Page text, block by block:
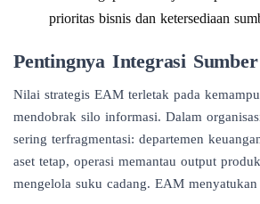
prioritas bisnis dan ketersediaan
Pentingnya Integrasi
Nilai strategis EAM terletak pada
mendobrak silo informasi. Dalam
sering terfragmentasi: departemen
aset tetap, operasi memantau output
mengelola suku cadang. EAM